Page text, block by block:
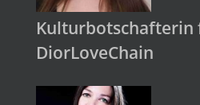
Kulturbotschafterin
DiorLoveChain